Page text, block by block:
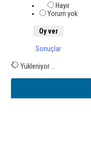
Hayır
Yorum yok
Sonuçlar
Yükleniyor ...